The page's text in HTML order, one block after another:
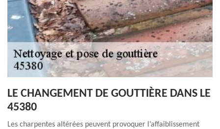
LE CHANGEMENT DE GOUTTIÈRE DANS LE
45380
Les charpentes altérées peuvent provoquer l’affaiblissement